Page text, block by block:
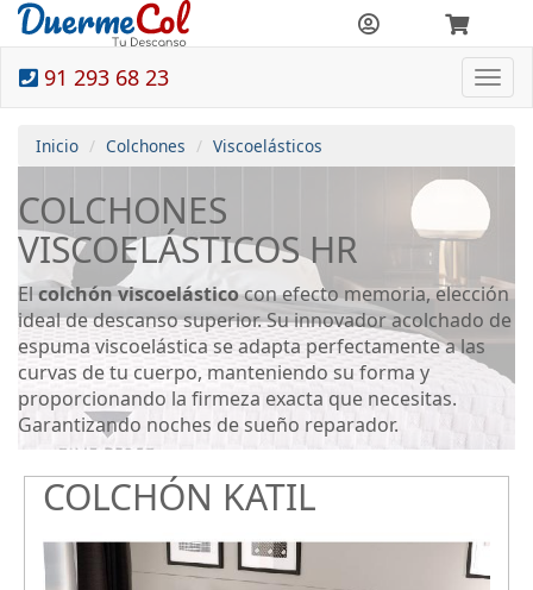
91 293 68 23
Inicio Colchones Viscoelásticos
COLCHONES
VISCOELÁSTICOS HR
El colchón viscoelásticocon efecto memoria, elección
ideal de descanso superior. Su innovador acolchado de
espuma viscoelástica se adapta perfectamente a las
curvas de tu cuerpo, manteniendo su forma y
proporcionando la firmeza exacta que necesitas.
Garantizando noches de sueño reparador.
COLCHÓN KATIL